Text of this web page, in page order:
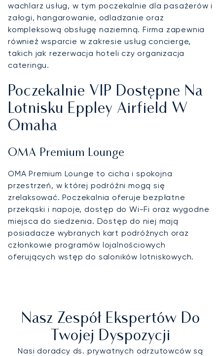
wachlarz usług, w tym poczekalnie dla pasażerów i
załogi, hangarowanie, odladzanie oraz
kompleksową obsługę naziemną. Firma zapewnia
również wsparcie w zakresie usług concierge,
takich jak rezerwacja hoteli czy organizacja
cateringu.
Poczekalnie VIP Dostępne Na
Lotnisku Eppley Airfield W
Omaha
OMA Premium Lounge
OMA Premium Lounge to cicha i spokojna
przestrzeń, w której podróżni mogą się
zrelaksować. Poczekalnia oferuje bezpłatne
przekąski i napoje, dostęp do Wi-Fi oraz wygodne
miejsca do siedzenia. Dostęp do niej mają
posiadacze wybranych kart podróżnych oraz
członkowie programów lojalnościowych
oferujących wstęp do saloników lotniskowych.
Nasz Zespół Ekspertów Do
Twojej Dyspozycji
Nasi doradcy ds. prywatnych odrzutowców są